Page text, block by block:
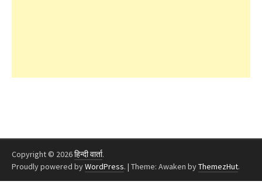
Copyright © 2026हिन्दी वार्ता.
Proudly powered byWordPress. | Theme: Awaken byThemezHut.